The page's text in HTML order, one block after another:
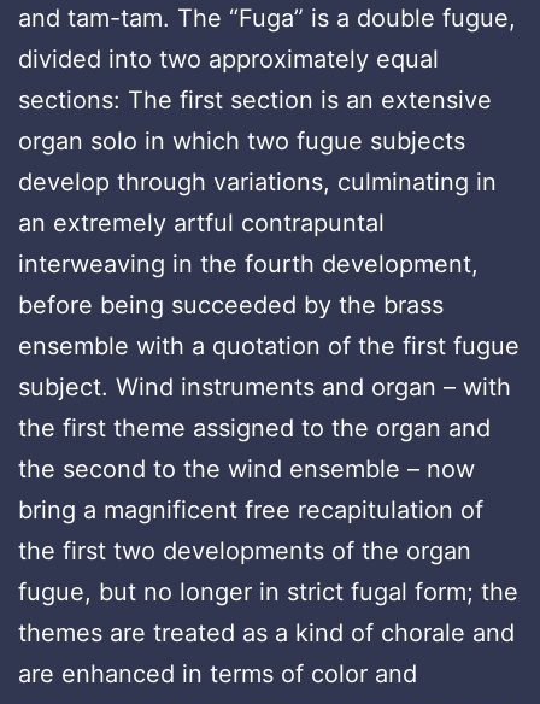
and tam-tam. The “Fuga” is a double fugue,
divided into two approximately equal
sections: The first section is an extensive
organ solo in which two fugue subjects
develop through variations, culminating in
an extremely artful contrapuntal
interweaving in the fourth development,
before being succeeded by the brass
ensemble with a quotation of the first fugue
subject. Wind instruments and organ – with
the first theme assigned to the organ and
the second to the wind ensemble – now
bring a magnificent free recapitulation of
the first two developments of the organ
fugue, but no longer in strict fugal form; the
themes are treated as a kind of chorale and
are enhanced in terms of color and